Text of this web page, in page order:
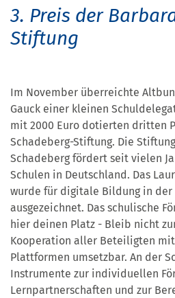
3. Preis der
Stiftung
Im November überreichte
Gauck einer kleinen
mit 2000 Euro dotierten dritten
Schadeberg-Stiftung. Die
Schadeberg fördert seit vielen
Schulen in Deutschland. Das
wurde für digitale Bildung in der
ausgezeichnet. Das schulische
hier deinen Platz - Bleib nicht
Kooperation aller Beteiligten
Plattformen umsetzbar. An der
Instrumente zur individuellen
Lernpartnerschaften und zur